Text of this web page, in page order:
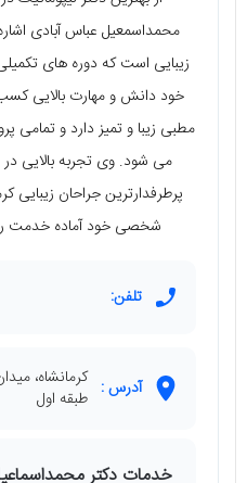
محمداسمعیل عباس آبادی
زیبایی است که دوره های
خود دانش و مهارت بالایی
مطبی زیبا و تمیز دارد و تمامی
می شود. وی تجربه بالایی
پرطرفدارترین جراحان
شخصی خود آماده خدمت
تلفن:
آدرس : کرمانشاه،
طبقه اول
خدمات دکتر